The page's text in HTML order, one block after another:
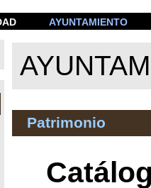
AYUNTAMIENTO
Patrimonio